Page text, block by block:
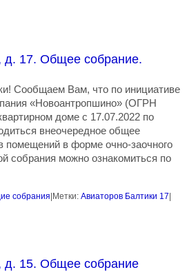
д. 17. Общее собрание.
Сообщаем Вам, что по инициативе
«Новоантропшино» (ОГРН
доме с 17.07.2022 по
внеочередное общее
помещений в форме очно-заочного
собрания можно ознакомиться по
собрания Метки: Авиаторов Балтики 17
д. 15. Общее собрание